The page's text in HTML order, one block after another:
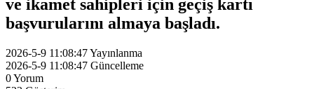
ve ikamet sahipleri için geçiş kartı
başvurularını almaya başladı.
2026-5-9 11:08:47Yayınlanma
2026-5-9 11:08:47 Güncelleme
0Yorum